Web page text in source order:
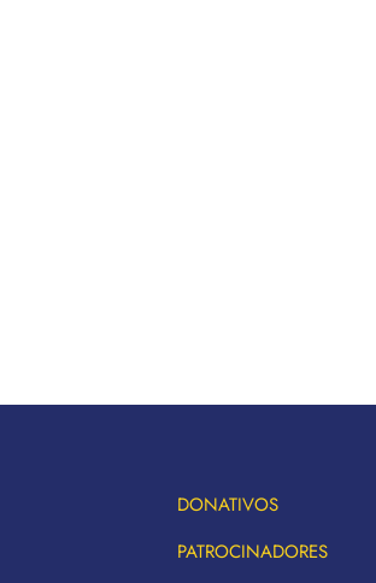
DONATIVOS
PATROCINADORES